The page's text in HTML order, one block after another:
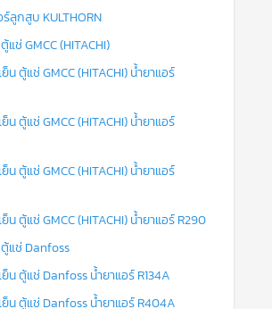
ลูกสูบ KULTHORN
ช่ GMCC (HITACHI)
น ตู้แช่ GMCC (HITACHI) น้ำยาแอร์
น ตู้แช่ GMCC (HITACHI) น้ำยาแอร์
น ตู้แช่ GMCC (HITACHI) น้ำยาแอร์
น ตู้แช่ GMCC (HITACHI) น้ำยาแอร์ R290
แช่ Danfoss
น ตู้แช่ Danfoss น้ำยาแอร์ R134A
น ตู้แช่ Danfoss น้ำยาแอร์ R404A